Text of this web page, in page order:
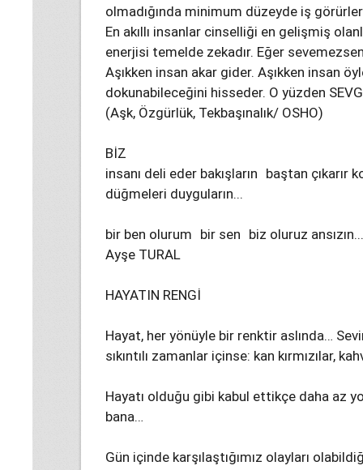
olmadığında minimum düzeyde iş
En akıllı insanlar cinselliği en gelişmiş
enerjisi temelde zekadır. Eğer
Aşıkken insan akar gider. Aşıkken insan
dokunabileceğini hisseder. O yüzden
(Aşk, Özgürlük, Tekbaşınalık/ OSHO)
BİZ
insanı deli eder bakışların baştan çıkarır
düğmeleri duyguların...
bir ben olurum bir sen biz oluruz ansızın...
Ayşe TURAL
HAYATIN RENGİ
Hayat, her yönüyle bir renktir aslında…
sıkıntılı zamanlar içinse: kan kırmızılar,
Hayatı olduğu gibi kabul ettikçe daha az
bana…
Gün içinde karşılaştığımız olayları